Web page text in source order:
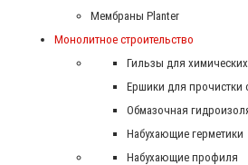
Мембраны Planter
Монолитное строительство
Гильзы для
Ершики для прочистки
Обмазочная
Набухающие герметики
Набухающие профиля